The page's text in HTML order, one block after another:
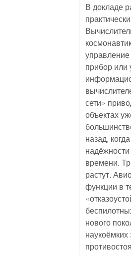
В докладе
прибор или
сети»
объектах
назад,
времени.
растут.
функции в
нового